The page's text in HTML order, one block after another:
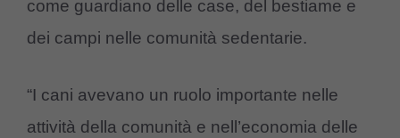
come guardiano delle case, del bestiame e
dei campi nelle comunità sedentarie.
“I cani avevano un ruolo importante nelle
attività della comunità e nell’economia delle